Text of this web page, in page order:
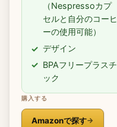
（Nespressoカプ
セルと自分のコーヒ
ーの使用可能）
デザイン
BPAフリープラスチ
ック
購入する
Amazonで探す